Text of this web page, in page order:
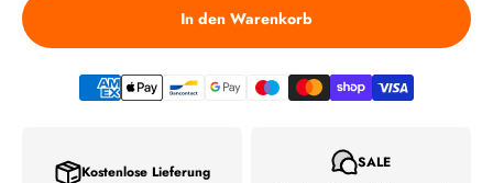
In den Warenkorb
Kostenlose Lieferung
SALE